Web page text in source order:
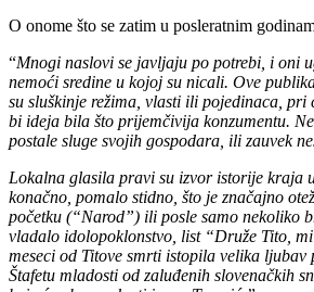
O onome što se zatim u posleratnim
“Mnogi naslovi se javljaju po potrebi, i oni
nemoći sredine u kojoj su nicali. Ove
su sluškinje režima, vlasti ili pojedinaca,
bi ideja bila što prijemčivija konzumentu.
postale sluge svojih gospodara, ili zauvek
Lokalna glasila pravi su izvor istorije kraja
konačno, pomalo stidno, što je značajno
početku (“Narod”) ili posle samo nekoliko
vladalo idolopoklonstvo, list “Druže Tito, mi
meseci od Titove smrti istopila velika
Štafetu mladosti od zaluđenih slovenačkih